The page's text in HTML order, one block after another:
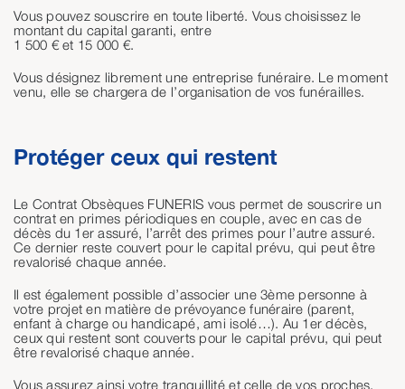
Vous pouvez souscrire en toute liberté. Vous choisissez le
montant du capital garanti, entre
1 500 € et 15 000 €.
Vous désignez librement une entreprise funéraire. Le moment
venu, elle se chargera de l’organisation de vos funérailles.
Protéger ceux qui restent
Le Contrat Obsèques FUNERIS vous permet de souscrire un
contrat en primes périodiques en couple, avec en cas de
décès du 1er assuré, l’arrêt des primes pour l’autre assuré.
Ce dernier reste couvert pour le capital prévu, qui peut être
revalorisé chaque année.
Il est également possible d’associer une 3ème personne à
votre projet en matière de prévoyance funéraire (parent,
enfant à charge ou handicapé, ami isolé…). Au 1er décès,
ceux qui restent sont couverts pour le capital prévu, qui peut
être revalorisé chaque année.
Vous assurez ainsi votre tranquillité et celle de vos proches.